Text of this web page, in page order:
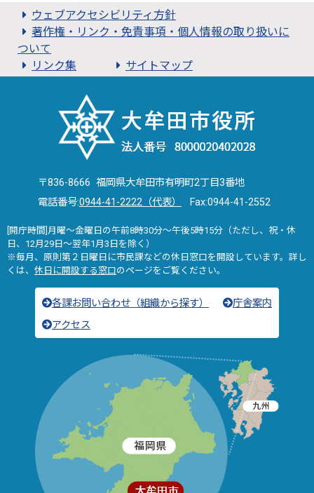
ウェブアクセシビリティ方針
著作権・リンク・免責事項・個人情報の取り扱いに
ついて
リンク集
サイトマップ
〒836-8666 福岡県大牟田市有明町2丁目3番地
電話番号:0944-41-2222（代表） Fax:0944-41-2552
[開庁時間]月曜～金曜日の午前8時30分～午後5時15分（ただし、祝・休
日、12月29日～翌年1月3日を除く）
※毎月、原則第２日曜日に市民課などの休日窓口を開設しています。詳し
くは、 休日に開設する窓口のページをご覧ください。
各課お問い合わせ（組織から探す）
庁舎案内
アクセス